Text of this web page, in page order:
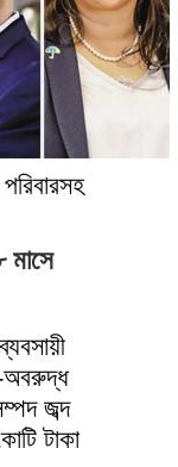
মাসে
অবরুদ্ধ
জব্দ
টাকা